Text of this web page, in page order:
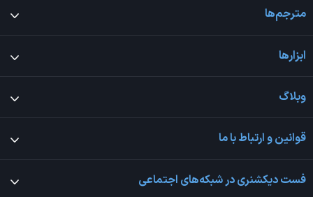
مترجم‌ها
ابزارها
وبلاگ
قوانین و ارتباط با ما
فست دیکشنری در شبکه‌های اجتماعی